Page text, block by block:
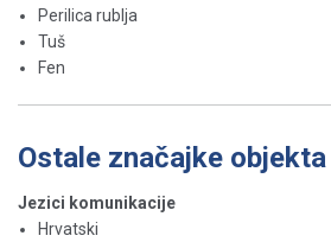
Perilica rublja
Tuš
Fen
Ostale značajke objekta
Jezici komunikacije
Hrvatski